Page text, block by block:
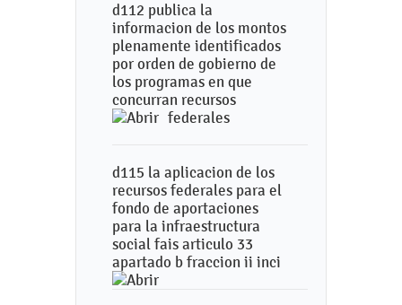
d112 publica la
informacion de los montos
plenamente identificados
por orden de gobierno de
los programas en que
concurran recursos
federales
d115 la aplicacion de los
recursos federales para el
fondo de aportaciones
para la infraestructura
social fais articulo 33
apartado b fraccion ii inci